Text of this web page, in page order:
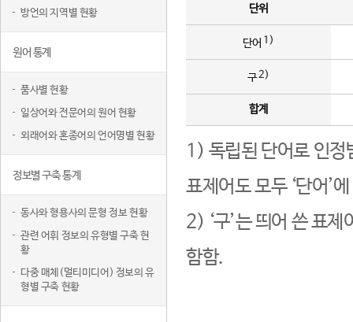
방언의 지역별 현황
원어 통계
품사별 현황
일상어와 전문어의 원어 현황
외래어와 혼종어의 언어명별 현황
정보별 구축 통계
동사와 형용사의 문형 정보 현황
관련 어휘 정보의 유형별 구축 현
황
다중 매체(멀티미디어) 정보의 유
형별 구축 현황
단위
단어 1)
구2)
합계
1) 독립된 단어로 인정
표제어도 모두 ‘단어’
2) ‘구’는 띄어 쓴 표
함함.